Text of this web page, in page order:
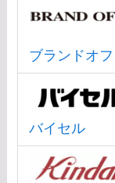
ブランドオフ
バイセル